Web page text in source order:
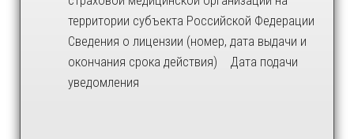
территории субъекта Российской Федерации
Сведения о лицензии (номер, дата выдачи и
окончания срока действия) Дата подачи
уведомления